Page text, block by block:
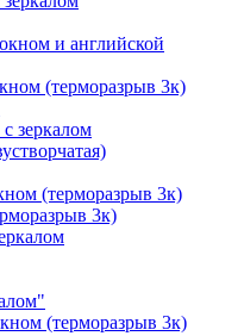
и английской
(терморазрыв 3к)
зеркалом
(терморазрыв 3к)
3к)
(терморазрыв 3к)